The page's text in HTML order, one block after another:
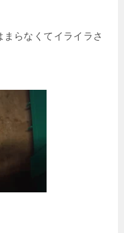
らなくてイライラさ